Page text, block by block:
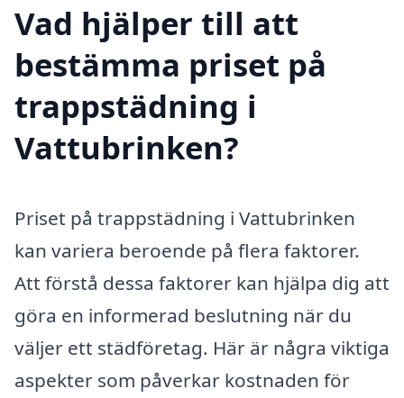
Vad hjälper till att
bestämma priset på
trappstädning i
Vattubrinken?
Priset på trappstädning i Vattubrinken
kan variera beroende på flera faktorer.
Att förstå dessa faktorer kan hjälpa dig att
göra en informerad beslutning när du
väljer ett städföretag. Här är några viktiga
aspekter som påverkar kostnaden för